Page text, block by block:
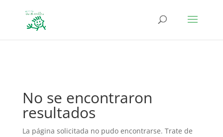
No se encontraron
resultados
La página solicitada no pudo encontrarse. Trate de